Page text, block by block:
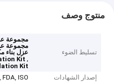
منتوج وصف
تسليط الضوء
عزل بناء
,
Kit
Kit
إصدار الشهادات
FDA, ISO